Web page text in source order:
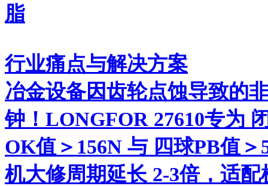
脂
行业痛点与解决方案
冶金设备因齿轮点蚀导致的
钟！LONGFOR 27610专为
OK值＞156N 与 四球PB值
机大修周期延长 2-3倍，适